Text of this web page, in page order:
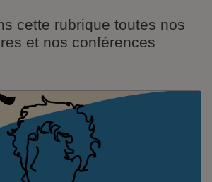
cette rubrique toutes nos
et nos conférences